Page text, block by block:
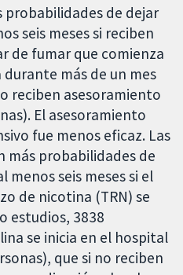
probabilidades de dejar
seis meses si reciben
de fumar que comienza
más de un mes
reciben asesoramiento
El asesoramiento
fue menos eficaz. Las
más probabilidades de
seis meses si el
de nicotina (TRN) se
estudios, 3838
se inicia en el hospital
que si no reciben